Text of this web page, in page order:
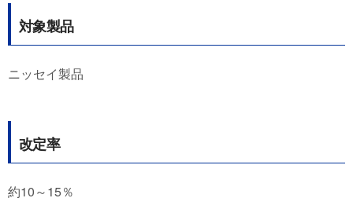
対象製品
ニッセイ製品
改定率
約10～15％